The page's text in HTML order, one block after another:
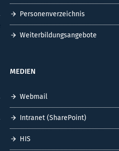
Personenverzeichnis
Weiterbildungsangebote
MEDIEN
Webmail
Intranet (SharePoint)
HIS